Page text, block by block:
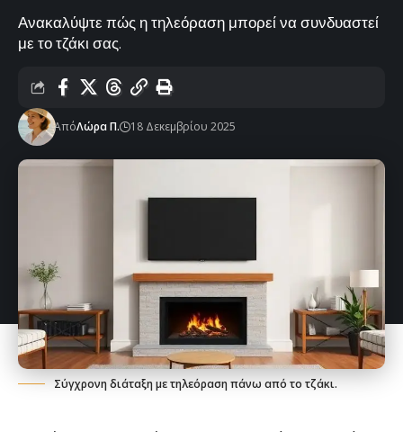
Ανακαλύψτε πώς η τηλεόραση μπορεί να συνδυαστεί
με το τζάκι σας.
ΑπόΛώρα Π. 18 Δεκεμβρίου 2025
Σύγχρονη διάταξη με τηλεόραση πάνω από το τζάκι.